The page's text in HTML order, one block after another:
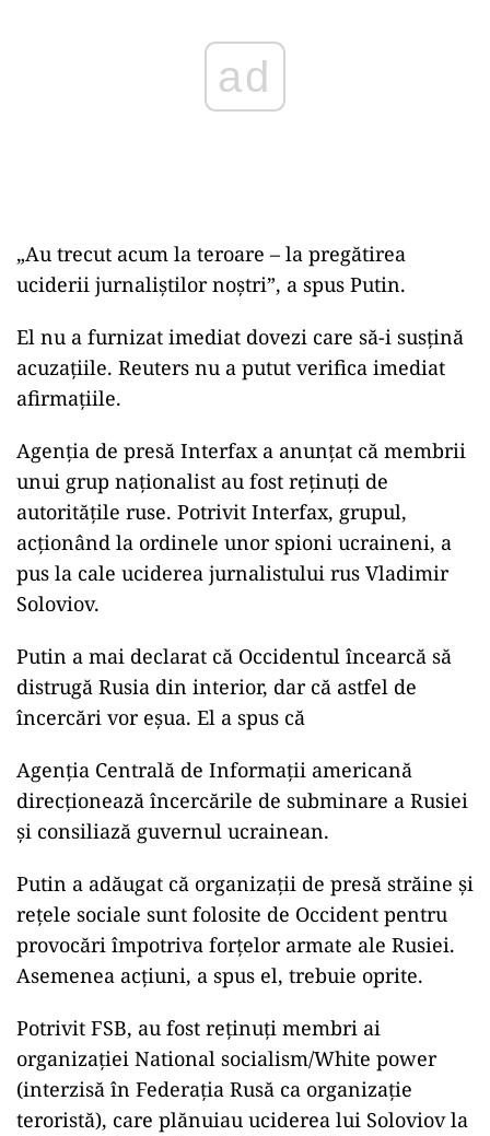
ad
„Au trecut acum la teroare – la pregătirea
uciderii jurnaliştilor noştri”, a spus Putin.
El nu a furnizat imediat dovezi care să-i susţină
acuzaţiile. Reuters nu a putut verifica imediat
afirmaţiile.
Agenţia de presă Interfax a anunţat că membrii
unui grup naţionalist au fost reţinuţi de
autorităţile ruse. Potrivit Interfax, grupul,
acţionând la ordinele unor spioni ucraineni, a
pus la cale uciderea jurnalistului rus Vladimir
Soloviov.
Putin a mai declarat că Occidentul încearcă să
distrugă Rusia din interior, dar că astfel de
încercări vor eşua. El a spus că
Agenţia Centrală de Informaţii americană
direcţionează încercările de subminare a Rusiei
şi consiliază guvernul ucrainean.
Putin a adăugat că organizaţii de presă străine şi
reţele sociale sunt folosite de Occident pentru
provocări împotriva forţelor armate ale Rusiei.
Asemenea acţiuni, a spus el, trebuie oprite.
Potrivit FSB, au fost reţinuţi membri ai
organizaţiei National socialism/White power
(interzisă în Federaţia Rusă ca organizaţie
teroristă), care plănuiau uciderea lui Soloviov la